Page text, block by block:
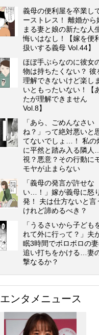
義母の便利屋を卒業し
ーストレス！ 離婚から
まる妻と娘の新たな人
悔いはなし！【嫁を便
扱いする義母 Vol.44】
ほぼ手ぶらなのに彼女
物は持ちたくない？ 彼
理解できないけど楽し
いともったいない！【
たが理解できません
Vol.8】
「あら、ごめんなさい
ね？」って絶対悪いと
てないでしょ…！ 私の
に平然と踏み入る隣人
視？悪意？その行動に
モヤが止まらない
「義母の発言が許せな
い…！」嫁が義母に怒
発！ 夫は仕方ないと言
けれど諦めるべき？
「うるさいから子ども
れて外に行って？」夫
眠3時間でボロボロの妻
追い打ちをかける…妻
撃なるか？
エンタメニュース